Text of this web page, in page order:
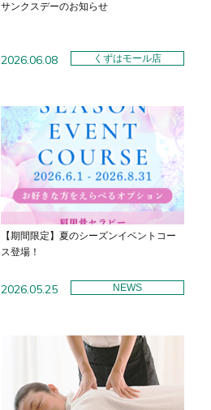
サンクスデーのお知らせ
2026.06.08 くずはモール店
【期間限定】夏のシーズンイベントコー
ス登場！
2026.05.25 NEWS